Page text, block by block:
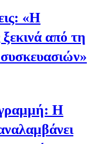
«Η
από τη
Η